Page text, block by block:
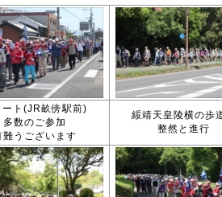
ート(JR畝傍駅前)
多数のご参加
難うございます
綏靖天皇陵横の歩
整然と進行